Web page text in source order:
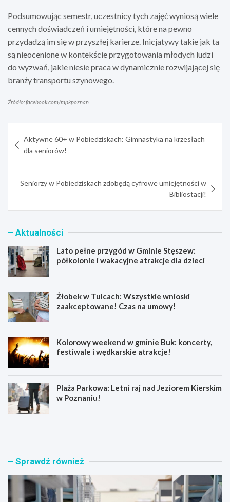
Podsumowując semestr, uczestnicy tych zajęć wyniosą wiele
cennych doświadczeń i umiejętności, które na pewno
przydadzą im się w przyszłej karierze. Inicjatywy takie jak ta
są nieocenione w kontekście przygotowania młodych ludzi
do wyzwań, jakie niesie praca w dynamicznie rozwijającej się
branży transportu szynowego.
Źródło: facebook.com/mpkpoznan
wpisu
Aktywne 60+ w Pobiedziskach: Gimnastyka na krzesłach
dla seniorów!
Seniorzy w Pobiedziskach zdobędą cyfrowe umiejętności w
Bibliostacji!
Aktualności
Lato pełne przygód w Gminie Stęszew:
półkolonie i wakacyjne atrakcje dla dzieci
Żłobek w Tulcach: Wszystkie wnioski
zaakceptowane! Czas na umowy!
Kolorowy weekend w gminie Buk: koncerty,
festiwale i wędkarskie atrakcje!
Plaża Parkowa: Letni raj nad Jeziorem Kierskim
w Poznaniu!
L
e
n
e
Ż
k
T
u
Sprawdź również